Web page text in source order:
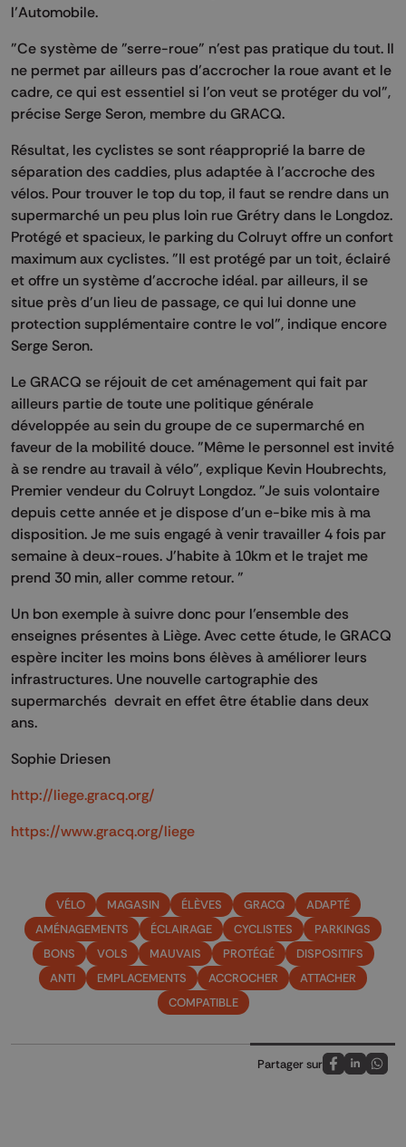
l’Automobile.
"Ce système de "serre-roue" n'est pas pratique du tout. Il
ne permet par ailleurs pas d'accrocher la roue avant et le
cadre, ce qui est essentiel si l'on veut se protéger du vol",
précise Serge Seron, membre du GRACQ.
Résultat, les cyclistes se sont réapproprié la barre de
séparation des caddies, plus adaptée à l’accroche des
vélos. Pour trouver le top du top, il faut se rendre dans un
supermarché un peu plus loin rue Grétry dans le Longdoz.
Protégé et spacieux, le parking du Colruyt offre un confort
maximum aux cyclistes. "Il est protégé par un toit, éclairé
et offre un système d'accroche idéal. par ailleurs, il se
situe près d'un lieu de passage, ce qui lui donne une
protection supplémentaire contre le vol", indique encore
Serge Seron.
Le GRACQ se réjouit de cet aménagement qui fait par
ailleurs partie de toute une politique générale
développée au sein du groupe de ce supermarché en
faveur de la mobilité douce. "Même le personnel est invité
à se rendre au travail à vélo", explique Kevin Houbrechts,
Premier vendeur du Colruyt Longdoz. "Je suis volontaire
depuis cette année et je dispose d'un e-bike mis à ma
disposition. Je me suis engagé à venir travailler 4 fois par
semaine à deux-roues. J'habite à 10km et le trajet me
prend 30 min, aller comme retour. "
Un bon exemple à suivre donc pour l’ensemble des
enseignes présentes à Liège. Avec cette étude, le GRACQ
espère inciter les moins bons élèves à améliorer leurs
infrastructures. Une nouvelle cartographie des
supermarchés devrait en effet être établie dans deux
ans.
Sophie Driesen
http://liege.gracq.org/
https://www.gracq.org/liege
VÉLO MAGASIN ÉLÈVES GRACQ
ADAPTÉ
AMÉNAGEMENTS
ÉCLAIRAGE CYCLISTES
PARKINGS
BONS
VOLS MAUVAIS PROTÉGÉ
DISPOSITIFS
ANTI
EMPLACEMENTS ACCROCHER
ATTACHER
COMPATIBLE
Partager sur
Partagez sur
Partagez